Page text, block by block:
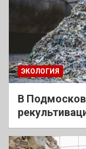
ЭКОЛОГИЯ
В